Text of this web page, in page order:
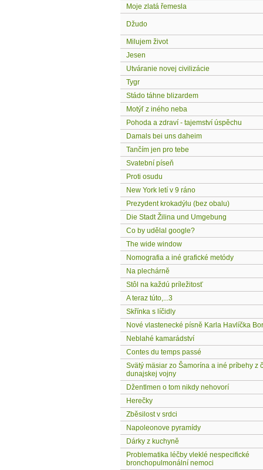
Moje zlatá řemesla
Džudo
Milujem život
Jesen
Utváranie novej civilizácie
Tygr
Stádo táhne blizardem
Motýľ z iného neba
Pohoda a zdraví - tajemství úspěchu
Damals bei uns daheim
Tančím jen pro tebe
Svatební píseň
Proti osudu
New York letí v 9 ráno
Prezydent krokadýlu (bez obalu)
Die Stadt Žilina und Umgebung
Co by udělal google?
The wide window
Nomografia a iné grafické metódy
Na plechárně
Stôl na každú príležitosť
A teraz túto,...3
Skřínka s líčidly
Nové vlastenecké písně Karla Havlíčka
Neblahé kamarádství
Contes du temps passé
Svätý mäsiar zo Šamorína a iné príbehy z
dunajskej vojny
Džentlmen o tom nikdy nehovorí
Herečky
Zběsilost v srdci
Napoleonove pyramídy
Dárky z kuchyně
Problematika léčby vleklé nespecifické
bronchopulmonální nemoci